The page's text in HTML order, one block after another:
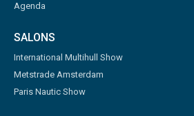
Agenda
SALONS
International Multihull Show
Metstrade Amsterdam
Paris Nautic Show